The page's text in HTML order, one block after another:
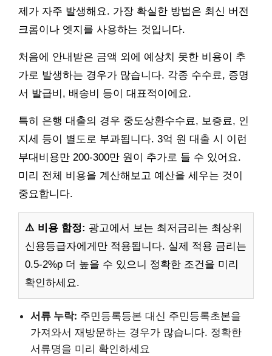
제가 자주 발생해요. 가장 확실한 방법은 최신 버전
크롬이나 엣지를 사용하는 것입니다.
처음에 안내받은 금액 외에 예상치 못한 비용이 추
가로 발생하는 경우가 많습니다. 각종 수수료, 증명
서 발급비, 배송비 등이 대표적이에요.
특히 은행 대출의 경우 중도상환수수료, 보증료, 인
지세 등이 별도로 부과됩니다. 3억 원 대출 시 이런
부대비용만 200-300만 원이 추가로 들 수 있어요.
미리 전체 비용을 계산해보고 예산을 세우는 것이
중요합니다.
⚠️ 비용 함정: 광고에서 보는 최저금리는 최상위
신용등급자에게만 적용됩니다. 실제 적용 금리는
0.5-2%p 더 높을 수 있으니 정확한 조건을 미리
확인하세요.
서류 누락: 주민등록등본 대신 주민등록초본을
가져와서 재방문하는 경우가 많습니다. 정확한
서류명을 미리 확인하세요